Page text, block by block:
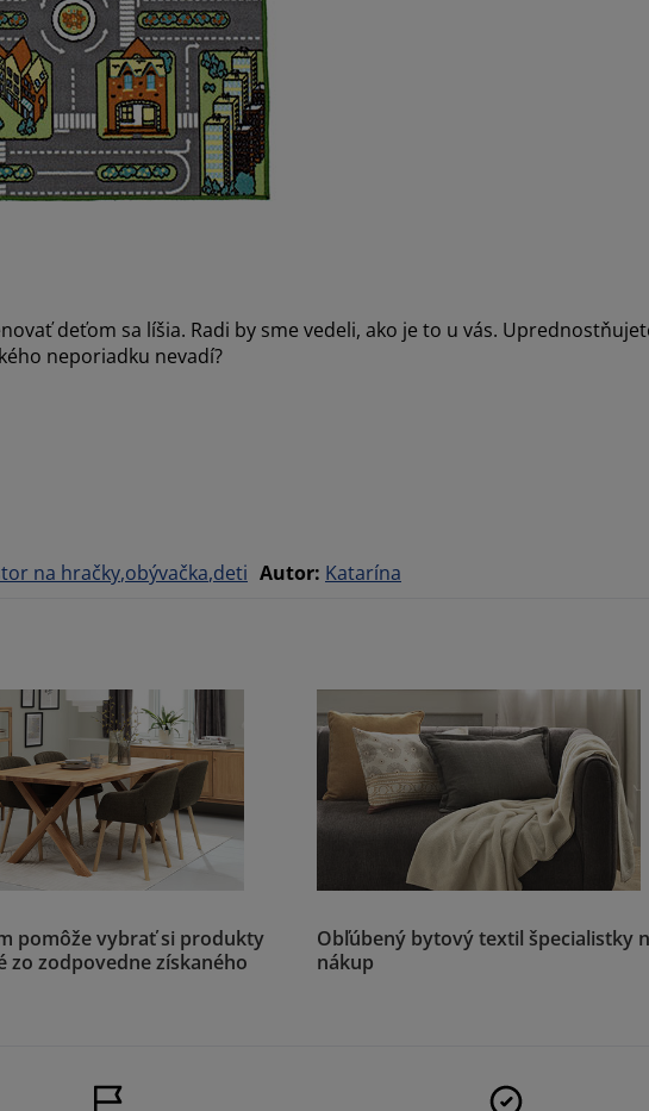
deťom sa líšia. Radi by sme vedeli, ako je to u vás.
neporiadku nevadí?
na hračky obývačka deti Autor: Katarína
pomôže vybrať si produkty
zo zodpovedne získaného
Obľúbený bytový textil špecialistky
nákup